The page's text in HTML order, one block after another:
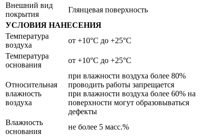
Внешний вид
покрытия
Глянцевая поверхность
УСЛОВИЯ НАНЕСЕНИЯ
Температура
воздуха
от +10°С до +25°С
Температура
основания
от +10°С до +25°С
Относительная
влажность
воздуха
при влажности воздуха более 80%
проводить работы запрещается
при влажности воздуха более 60% на
поверхности могут образовываться
дефекты
Влажность
основания
не более 5 масс.%